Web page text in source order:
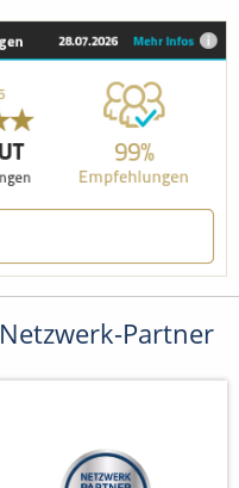
Netzwerk-Partner